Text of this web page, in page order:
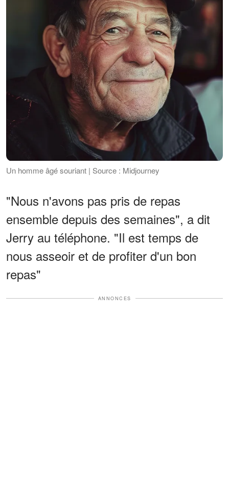
Un homme âgé souriant | Source : Midjourney
"Nous n'avons pas pris de repas
ensemble depuis des semaines", a dit
Jerry au téléphone. "Il est temps de
nous asseoir et de profiter d'un bon
repas"
ANNONCES